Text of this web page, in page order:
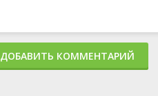
ДОБАВИТЬ КОММЕНТАРИЙ